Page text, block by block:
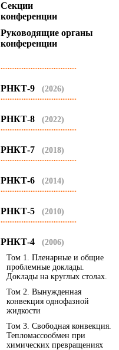
Секции
конференции
Руководящие органы
конференции
...........................................
РНКТ-9 (2026)
...........................................
РНКТ-8 (2022)
...........................................
РНКТ-7 (2018)
...........................................
РНКТ-6 (2014)
...........................................
РНКТ-5 (2010)
...........................................
РНКТ-4 (2006)
Том 1. Пленарные и общие
проблемные доклады.
Доклады на круглых столах.
Том 2. Вынужденная
конвекция однофазной
жидкости
Том 3. Свободная конвекция.
Тепломассообмен при
химических превращениях